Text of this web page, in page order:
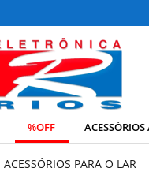
%OFF ACESSÓRIOS
ACESSÓRIOS PARA O LAR